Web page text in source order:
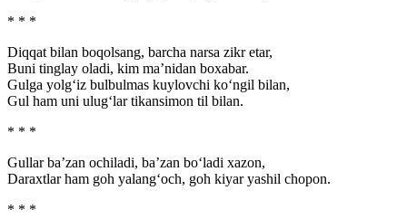
* * *
Diqqat bilan boqolsang, barcha narsa zikr etar,
Buni tinglay oladi, kim ma’nidan boxabar.
Gulga yolg‘iz bulbulmas kuylovchi ko‘ngil bilan,
Gul ham uni ulug‘lar tikansimon til bilan.
* * *
Gullar ba’zan ochiladi, ba’zan bo‘ladi xazon,
Daraxtlar ham goh yalang‘och, goh kiyar yashil chopon.
* * *